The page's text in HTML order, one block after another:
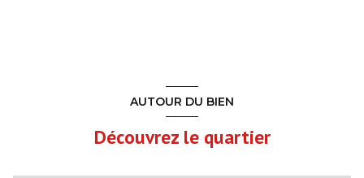
AUTOUR DU BIEN
Découvrez le quartier